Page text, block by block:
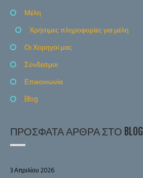
Μέλη
Χρήσιμες πληροφορίες για μέλη
Οι Χορηγοί μας
Σύνδεσμοι
Επικοινωνία
Blog
ΠΡΌΣΦΑΤΑ ΆΡΘΡΑ ΣΤΟ BLOG
3 Απριλίου 2026